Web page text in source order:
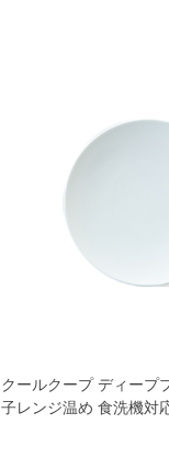
クールクープ ディープ
子レンジ温め 食洗機